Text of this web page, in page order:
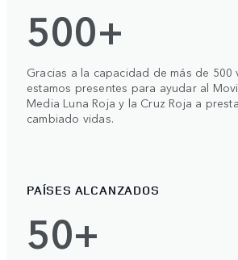
500+
Gracias a la capacidad de más de 500
estamos presentes para ayudar al
Media Luna Roja y la Cruz Roja a
cambiado vidas.
PAÍSES ALCANZADOS
50+